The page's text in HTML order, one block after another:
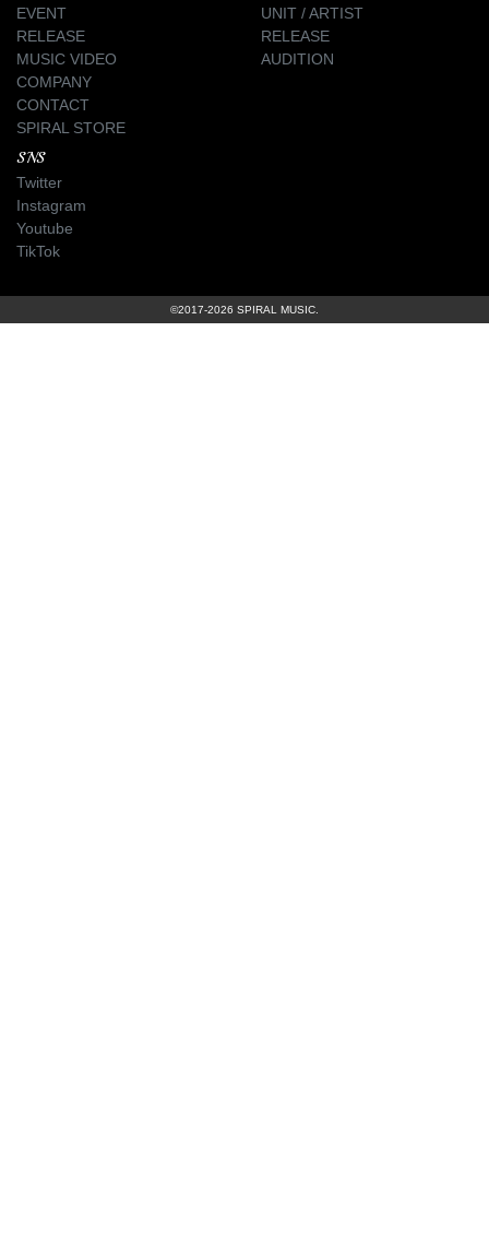
EVENT
RELEASE
MUSIC VIDEO
COMPANY
CONTACT
SPIRAL STORE
UNIT / ARTIST
RELEASE
AUDITION
SNS
Twitter
Instagram
Youtube
TikTok
©2017-2026 SPIRAL MUSIC.